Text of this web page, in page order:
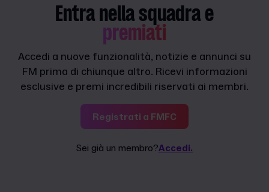
Entra nella squadra e
premiati
Accedi a nuove funzionalità, notizie e annunci su
FM prima di chiunque altro. Ricevi informazioni
esclusive e premi incredibili riservati ai membri.
Registrati a FMFC
Sei già un membro?Accedi.